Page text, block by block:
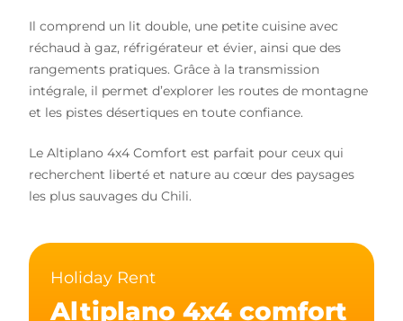
Il comprend un lit double, une petite cuisine avec
réchaud à gaz, réfrigérateur et évier, ainsi que des
rangements pratiques. Grâce à la transmission
intégrale, il permet d’explorer les routes de montagne
et les pistes désertiques en toute confiance.
Le Altiplano 4x4 Comfort est parfait pour ceux qui
recherchent liberté et nature au cœur des paysages
les plus sauvages du Chili.
Holiday Rent
Altiplano 4x4 comfort